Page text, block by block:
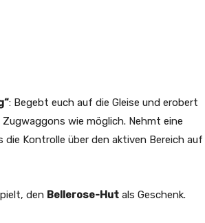
: Begebt euch auf die Gleise und erobert
wie möglich. Nehmt eine
Kontrolle über den aktiven Bereich auf
den Bellerose-Hut als Geschenk.